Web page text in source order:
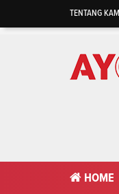
TENTANG KAMI
HOME